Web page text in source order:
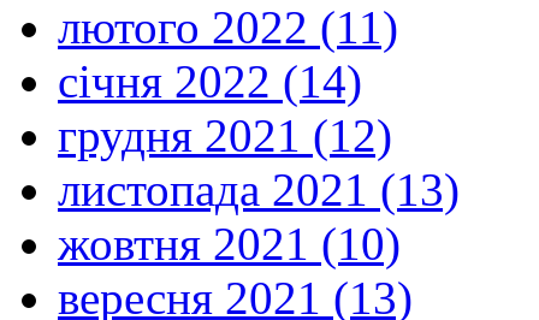
лютого 2022 (11)
січня 2022 (14)
грудня 2021 (12)
листопада 2021 (13)
жовтня 2021 (10)
вересня 2021 (13)